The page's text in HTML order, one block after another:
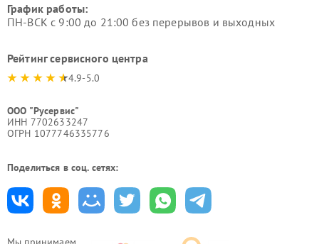
График работы:
ПН-ВСК с 9:00 до 21:00 без перерывов и выходных
Рейтинг сервисного центра
4.9-5.0
ООО "Русервис"
ИНН 7702633247
ОГРН 1077746335776
Поделиться в соц. сетях: